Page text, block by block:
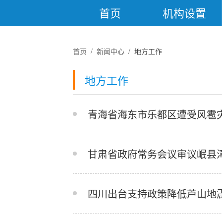
首页 机构设置
首页 / 新闻中心/ 地方工作
地方工作
青海省海东市乐都区遭受风雹
甘肃省政府常务会议审议岷
四川出台支持政策降低芦山地